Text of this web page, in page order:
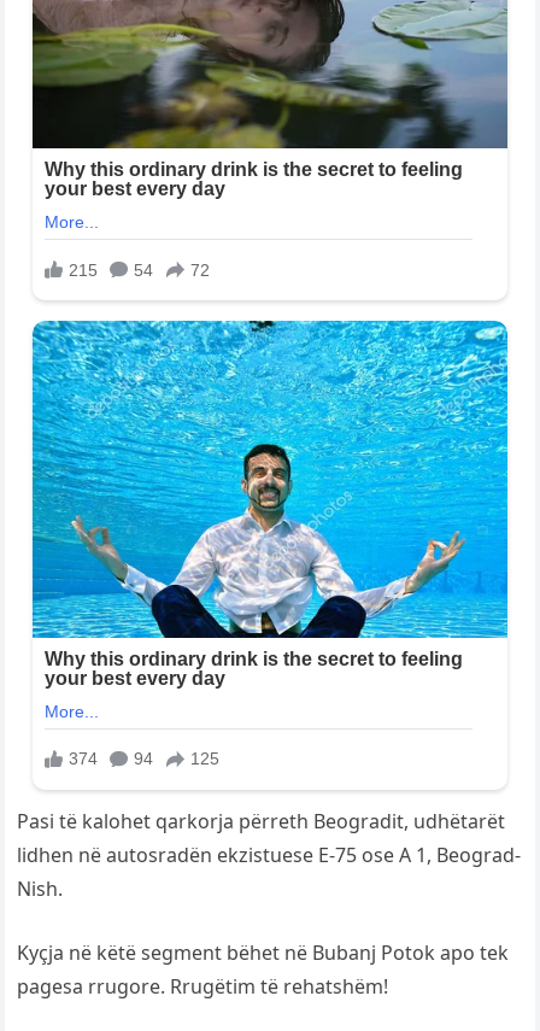
Pasi të kalohet qarkorja përreth Beogradit, udhëtarët
lidhen në autosradën ekzistuese E-75 ose A 1, Beograd-
Nish.
Kyçja në këtë segment bëhet në Bubanj Potok apo tek
pagesa rrugore. Rrugëtim të rehatshëm!